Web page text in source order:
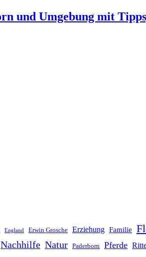
und Umgebung mit
England Erwin Grosche Erziehung Familie
Nachhilfe Natur Paderborn Pferde